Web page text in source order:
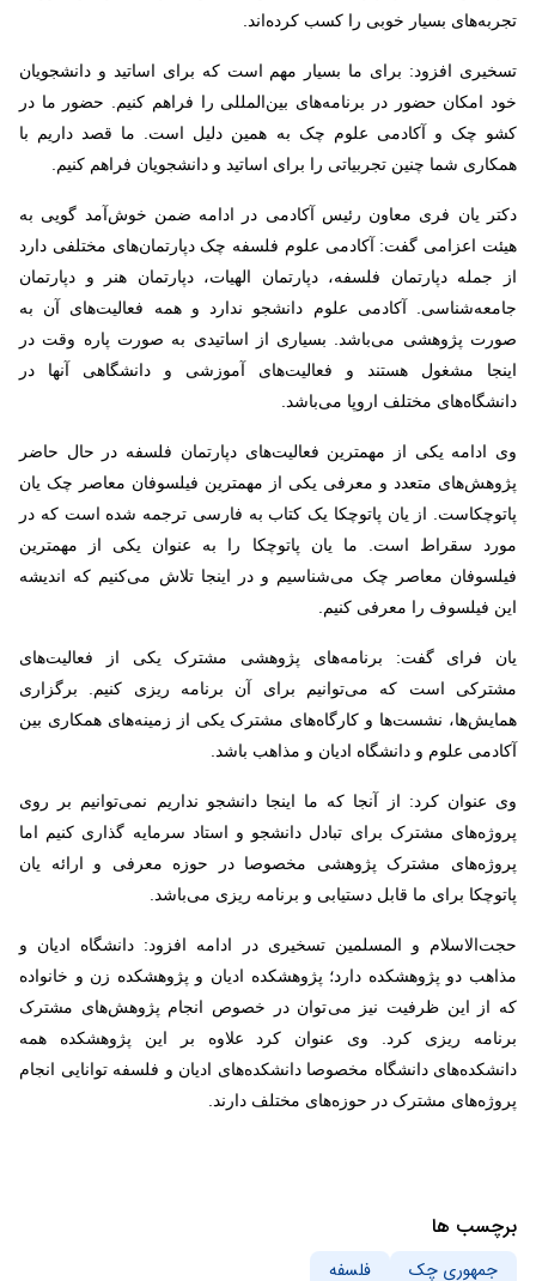
تجربه‌های بسیار خوبی را کسب کرده‌اند.
تسخیری افزود: برای ما بسیار مهم است که برای اساتید و دانشجویان
خود امکان حضور در برنامه‌های بین‌المللی را فراهم کنیم. حضور ما در
کشو چک و آکادمی علوم چک به همین دلیل است. ما قصد داریم با
همکاری شما چنین تجربیاتی را برای اساتید و دانشجویان فراهم کنیم.
دکتر یان فری معاون رئیس آکادمی در ادامه ضمن خوش‌آمد گویی به
هیئت اعزامی گفت: آکادمی علوم فلسفه چک دپارتمان‌های مختلفی دارد
از جمله دپارتمان فلسفه، دپارتمان الهیات، دپارتمان هنر و دپارتمان
جامعه‌شناسی. آکادمی علوم دانشجو ندارد و همه فعالیت‌های آن به
صورت پژوهشی می‌باشد. بسیاری از اساتیدی به صورت پاره وقت در
اینجا مشغول هستند و فعالیت‌های آموزشی و دانشگاهی آنها در
دانشگاه‌های مختلف اروپا می‌باشد.
وی ادامه یکی از مهمترین فعالیت‌های دپارتمان فلسفه در حال حاضر
پژوهش‌های متعدد و معرفی یکی از مهمترین فیلسوفان معاصر چک یان
پاتوچکاست. از یان پاتوچکا یک کتاب به فارسی ترجمه شده است که در
مورد سقراط است. ما یان پاتوچکا را به عنوان یکی از مهمترین
فیلسوفان معاصر چک می‌شناسیم و در اینجا تلاش می‌کنیم که اندیشه
این فیلسوف را معرفی کنیم.
یان فرای گفت: برنامه‌های پژوهشی مشترک یکی از فعالیت‌های
مشترکی است که می‌توانیم برای آن برنامه ریزی کنیم. برگزاری
همایش‌ها، نشست‌ها و کارگاه‌های مشترک یکی از زمینه‌های همکاری بین
آکادمی علوم و دانشگاه ادیان و مذاهب باشد.
وی عنوان کرد: از آنجا که ما اینجا دانشجو نداریم نمی‌توانیم بر روی
پروژه‌های مشترک برای تبادل دانشجو و استاد سرمایه گذاری کنیم اما
پروژه‌های مشترک پژوهشی مخصوصا در حوزه معرفی و ارائه یان
پاتوچکا برای ما قابل دستیابی و برنامه ریزی می‌باشد.
حجت‌الاسلام و المسلمین تسخیری در ادامه افزود: دانشگاه ادیان و
مذاهب دو پژوهشکده دارد؛ پژوهشکده ادیان و پژوهشکده زن و خانواده
که از این ظرفیت نیز می‌توان در خصوص انجام‌ پژوهش‌های مشترک
برنامه ریزی کرد. وی عنوان کرد علاوه بر این پژوهشکده همه
دانشکده‌های دانشگاه مخصوصا دانشکده‌های ادیان و فلسفه توانایی انجام
پروژه‌های مشترک در حوزه‌های مختلف دارند.
برچسب ها
جمهوری چک فلسفه